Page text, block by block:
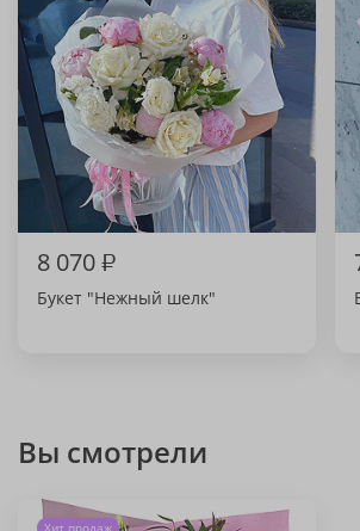
8 070₽
Букет "Нежный шелк"
Вы смотрели
Хит продаж